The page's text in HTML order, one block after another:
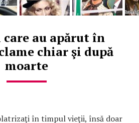
care au apărut în
chiar şi după
moarte
în timpul vieţii, însă doar